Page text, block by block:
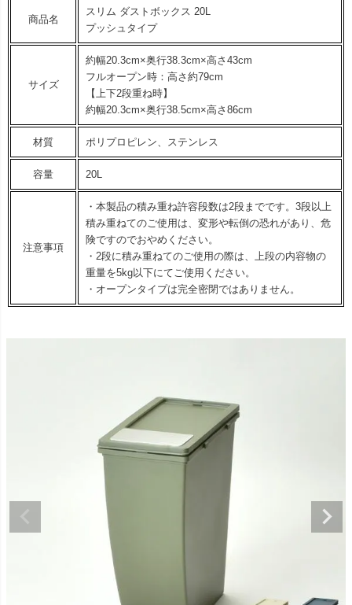
商品名
スリム ダストボックス 20L
プッシュタイプ
サイズ
約幅20.3cm×奥行38.3cm×高さ43cm
フルオープン時：高さ約79cm
【上下2段重ね時】
約幅20.3cm×奥行38.5cm×高さ86cm
材質 ポリプロピレン、ステンレス
容量 20L
注意事項
・本製品の積み重ね許容段数は2段までです。3段以上
積み重ねてのご使用は、変形や転倒の恐れがあり、危
険ですのでおやめください。
・2段に積み重ねてのご使用の際は、上段の内容物の
重量を5kg以下にてご使用ください。
・オープンタイプは完全密閉ではありません。